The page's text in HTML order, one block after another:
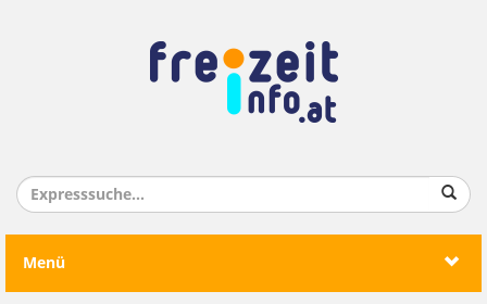
Menü